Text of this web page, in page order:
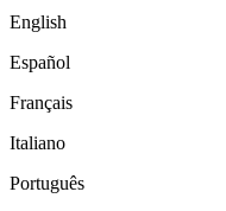
English
Español
Français
Italiano
Português